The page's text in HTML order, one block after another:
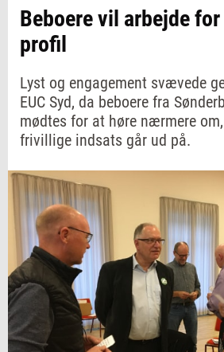
Beboere vil arbejde
profil
Lyst og engagement svævede
EUC Syd, da beboere fra
mødtes for at høre nærmere
frivillige indsats går ud på.